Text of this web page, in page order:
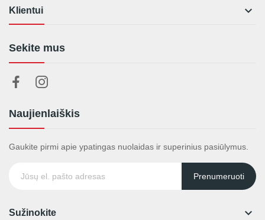
Klientui 
Sekite mus
Naujienlaiškis
Gaukite pirmi apie ypatingas nuolaidas ir superinius pasiūlymus.
Prenumeruoti
Sužinokite 